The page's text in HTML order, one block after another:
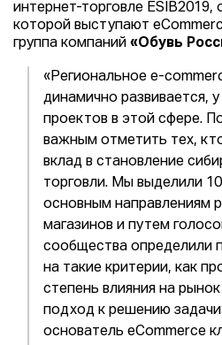
интернет-торговле ESIB2019,
которой выступают
группа компаний «Обувь
«Региональное e-
динамично развивается,
проектов в этой сфере.
важным отметить тех,
вклад в становление
торговли. Мы выделили
основным направлениям
магазинов и путем
сообщества определили
на такие критерии, как
степень влияния на
подход к решению
основатель eCommerce